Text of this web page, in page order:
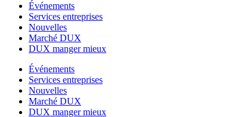
Événements
Services entreprises
Nouvelles
Marché DUX
DUX manger mieux
Événements
Services entreprises
Nouvelles
Marché DUX
DUX manger mieux